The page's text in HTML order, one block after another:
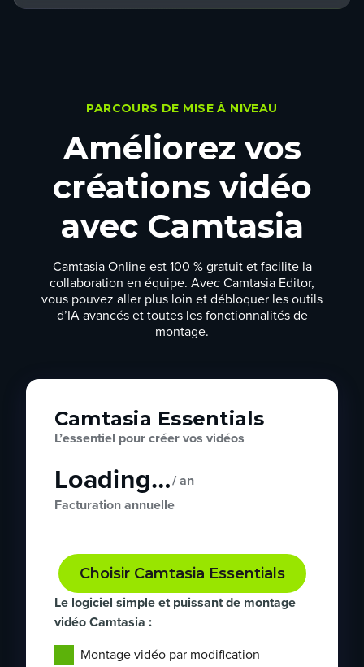
PARCOURS DE MISE À NIVEAU
Améliorez vos
créations vidéo
avec Camtasia
Camtasia Online est 100 % gratuit et facilite la
collaboration en équipe. Avec Camtasia Editor,
vous pouvez aller plus loin et débloquer les outils
d’IA avancés et toutes les fonctionnalités de
montage.
Camtasia Essentials
L’essentiel pour créer vos vidéos
Loading…/ an
Facturation annuelle
Choisir Camtasia Essentials
Le logiciel simple et puissant de montage
vidéo Camtasia :
Montage vidéo par modification